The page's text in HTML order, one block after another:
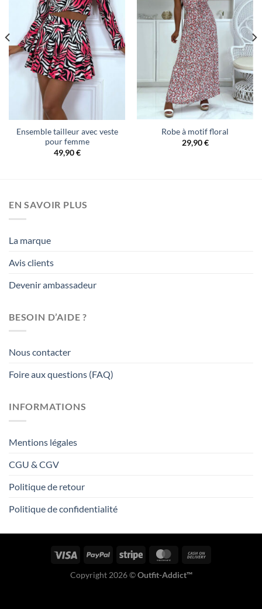
Ensemble tailleur avec veste
pour femme
49,90€
Robe à motif floral
29,90€
EN SAVOIR PLUS
La marque
Avis clients
Devenir ambassadeur
BESOIN D’AIDE ?
Nous contacter
Foire aux questions (FAQ)
INFORMATIONS
Mentions légales
CGU & CGV
Politique de retour
Politique de confidentialité
Copyright 2026 ©Outfit-Addict™